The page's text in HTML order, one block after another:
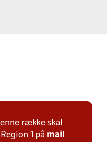
række skal
1 på mail